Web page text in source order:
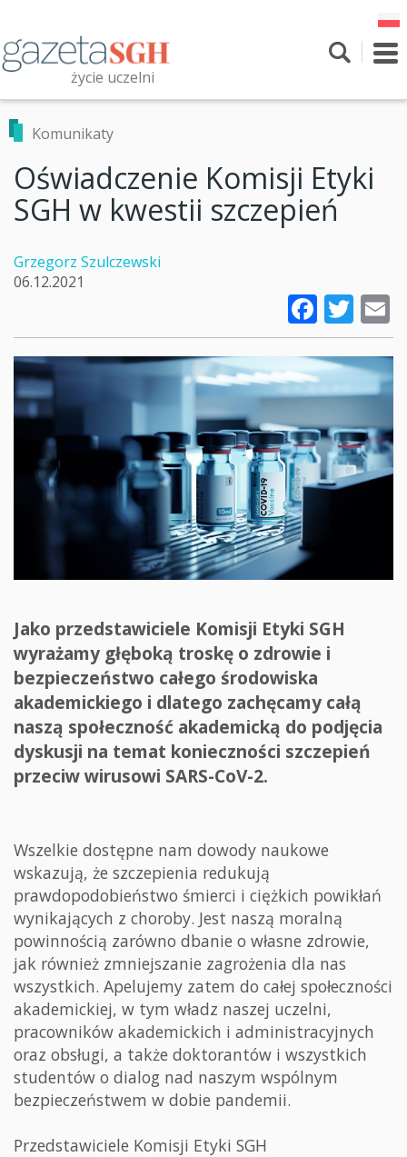
treści
życie uczelni
Przeszukaj witrynę
Komunikaty
Oświadczenie Komisji Etyki
SGH w kwestii szczepień
Grzegorz Szulczewski
06.12.2021
Jako przedstawiciele Komisji Etyki SGH
wyrażamy głęboką troskę o zdrowie i
bezpieczeństwo całego środowiska
akademickiego i dlatego zachęcamy całą
naszą społeczność akademicką do podjęcia
dyskusji na temat konieczności szczepień
przeciw wirusowi SARS-CoV-2.
Wszelkie dostępne nam dowody naukowe
wskazują, że szczepienia redukują
prawdopodobieństwo śmierci i ciężkich powikłań
wynikających z choroby. Jest naszą moralną
powinnością zarówno dbanie o własne zdrowie,
jak również zmniejszanie zagrożenia dla nas
wszystkich. Apelujemy zatem do całej społeczności
akademickiej, w tym władz naszej uczelni,
pracowników akademickich i administracyjnych
oraz obsługi, a także doktorantów i wszystkich
studentów o dialog nad naszym wspólnym
bezpieczeństwem w dobie pandemii.
Przedstawiciele Komisji Etyki SGH